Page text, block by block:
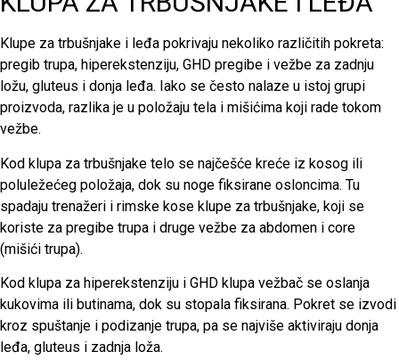
Klupe za trbušnjake i leđa pokrivaju nekoliko različitih pokreta:
pregib trupa, hiperekstenziju, GHD pregibe i vežbe za zadnju
ložu, gluteus i donja leđa. Iako se često nalaze u istoj grupi
proizvoda, razlika je u položaju tela i mišićima koji rade tokom
vežbe.
Kod klupa za trbušnjake telo se najčešće kreće iz kosog ili
poluležećeg položaja, dok su noge fiksirane osloncima. Tu
spadaju trenažeri i rimske kose klupe za trbušnjake, koji se
koriste za pregibe trupa i druge vežbe za abdomen i core
(mišići trupa).
Kod klupa za hiperekstenziju i GHD klupa vežbač se oslanja
kukovima ili butinama, dok su stopala fiksirana. Pokret se izvodi
kroz spuštanje i podizanje trupa, pa se najviše aktiviraju donja
leđa, gluteus i zadnja loža.